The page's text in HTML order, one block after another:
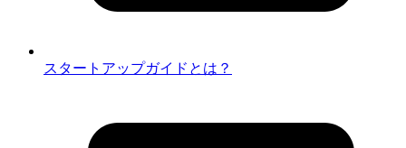
スタートアップガイドとは？